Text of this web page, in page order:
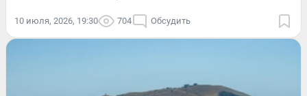
10 июля, 2026, 19:30 704 Обсудить